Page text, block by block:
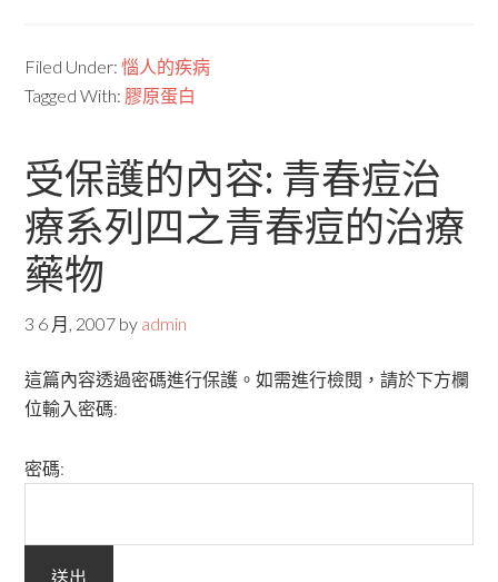
Filed Under:惱人的疾病
Tagged With: 膠原蛋白
受保護的內容: 青春痘治
療系列四之青春痘的治療
藥物
3 6 月, 2007 by admin
這篇內容透過密碼進行保護。如需進行檢閱，請於下方欄
位輸入密碼:
密碼: